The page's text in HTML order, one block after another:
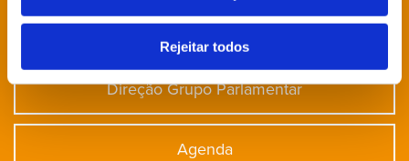
Rejeitar todos
Deputados
Direção Grupo Parlamentar
Agenda